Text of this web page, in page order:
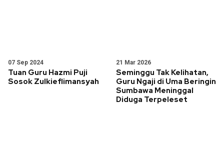
07 Sep 2024
Tuan Guru Hazmi Puji
Sosok Zulkieflimansyah
21 Mar 2026
Seminggu Tak Kelihatan,
Guru Ngaji di Uma Beringin
Sumbawa Meninggal
Diduga Terpeleset